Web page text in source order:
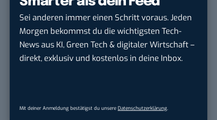
Sei anderen immer einen Schritt voraus. Jeden
Morgen bekommst du die wichtigsten Tech-
News aus KI, Green Tech & digitaler Wirtschaft –
direkt, exklusiv und kostenlos in deine Inbox.
Mit deiner Anmeldung bestätigst du unsere Datenschutzerklärung.
schaust, was passiert.
Doch wenn du ernsthaft Geld investieren möchtest,
solltest du selbst vorab gut recherchieren und dich
am besten von einem zertifizierten Experten
beraten lassen, anstatt all dein Geld blind in eine